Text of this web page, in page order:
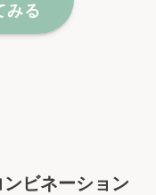
みる
ビネーション